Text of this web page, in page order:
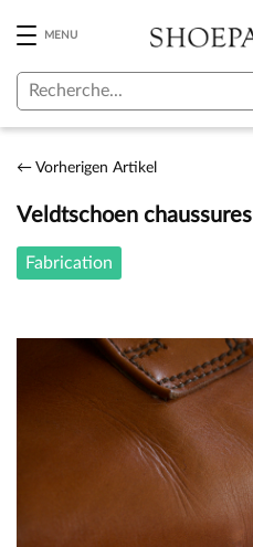
content
MENU
Post
← Vorherigen Artikel
Veldtschoen chaussures
Fabrication